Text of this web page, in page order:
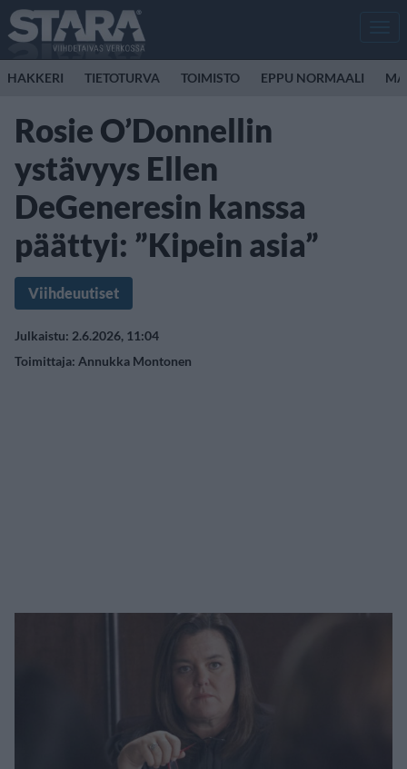
HAKKERI TIETOTURVA TOIMISTO EPPU NORMAALI
Rosie O’Donnellin
ystävyys Ellen
DeGeneresin kanssa
päättyi: ”Kipein asia”
Viihdeuutiset
Julkaistu: 2.6.2026, 11:04
Toimittaja: Annukka Montonen